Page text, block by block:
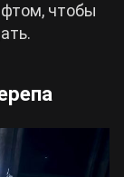
чтобы